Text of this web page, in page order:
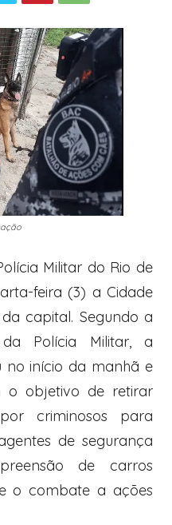
Militar do Rio de
feira (3) a Cidade
capital. Segundo a
Polícia Militar, a
no início da manhã e
o objetivo de retirar
criminosos para
de segurança
de carros
o combate a ações